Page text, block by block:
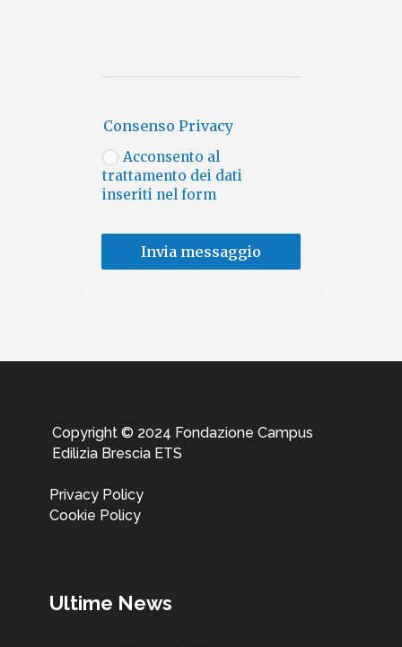
Consenso Privacy
Acconsento al
trattamento dei dati
inseriti nel form
Invia messaggio
Copyright © 2024 Fondazione Campus
Edilizia Brescia ETS
Privacy Policy
Cookie Policy
Ultime News